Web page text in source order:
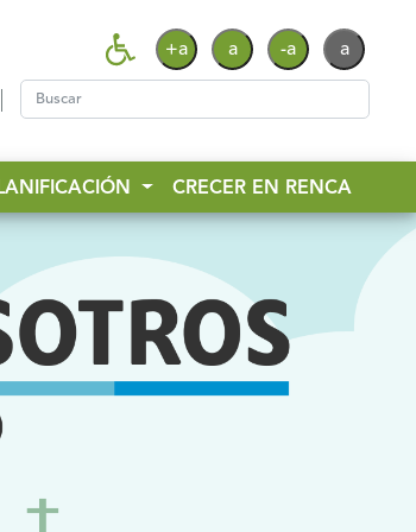
+a a -a a
CRECER EN RENCA